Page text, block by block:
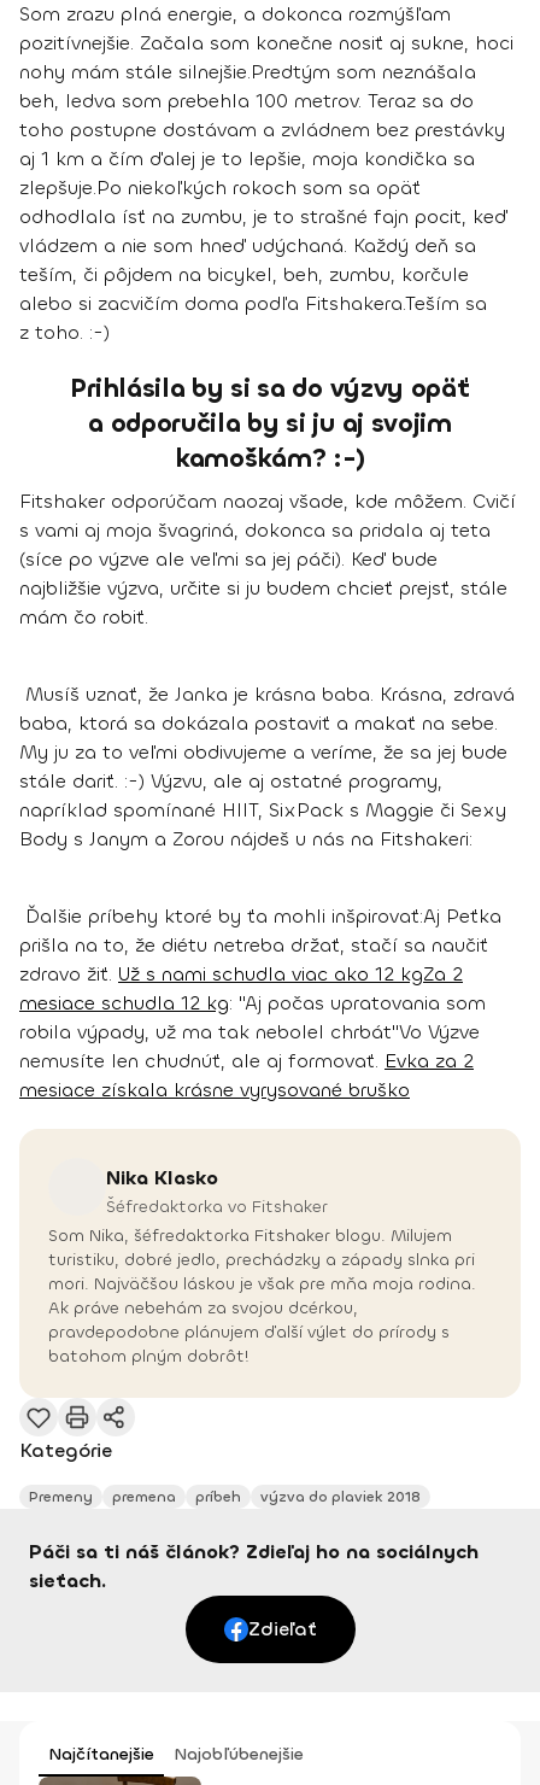
Som zrazu plná energie, a dokonca rozmýšľam
pozitívnejšie. Začala som konečne nosiť aj sukne, hoci
nohy mám stále silnejšie.Predtým som neznášala
beh, ledva som prebehla 100 metrov. Teraz sa do
toho postupne dostávam a zvládnem bez prestávky
aj 1 km a čím ďalej je to lepšie, moja kondička sa
zlepšuje.Po niekoľkých rokoch som sa opäť
odhodlala ísť na zumbu, je to strašné fajn pocit, keď
vládzem a nie som hneď udýchaná. Každý deň sa
teším, či pôjdem na bicykel, beh, zumbu, korčule
alebo si zacvičím doma podľa Fitshakera.Teším sa
z toho. :-)
Prihlásila by si sa do výzvy opäť
a odporučila by si ju aj svojim
kamoškám? :-)
Fitshaker odporúčam naozaj všade, kde môžem. Cvičí
s vami aj moja švagriná, dokonca sa pridala aj teta
(síce po výzve ale veľmi sa jej páči). Keď bude
najbližšie výzva, určite si ju budem chcieť prejsť, stále
mám čo robiť.
Musíš uznať, že Janka je krásna baba. Krásna, zdravá
baba, ktorá sa dokázala postaviť a makať na sebe.
My ju za to veľmi obdivujeme a veríme, že sa jej bude
stále dariť. :-) Výzvu, ale aj ostatné programy,
napríklad spomínané HIIT, SixPack s Maggie či Sexy
Body s Janym a Zorou nájdeš u nás na Fitshakeri:
Ďalšie príbehy ktoré by ťa mohli inšpirovať:Aj Peťka
prišla na to, že diétu netreba držať, stačí sa naučiť
zdravo žiť. Už s nami schudla viac ako 12 kgZa 2
mesiace schudla 12 kg: "Aj počas upratovania som
robila výpady, už ma tak nebolel chrbát"Vo Výzve
nemusíte len chudnúť, ale aj formovať. Evka za 2
mesiace získala krásne vyrysované bruško
Nika Klasko
Šéfredaktorka vo Fitshaker
Som Nika, šéfredaktorka Fitshaker blogu. Milujem
turistiku, dobré jedlo, prechádzky a západy slnka pri
mori. Najväčšou láskou je však pre mňa moja rodina.
Ak práve nebehám za svojou dcérkou,
pravdepodobne plánujem ďalší výlet do prírody s
batohom plným dobrôt!
Kategórie
Premeny premena príbeh výzva do plaviek 2018
Páči sa ti náš článok? Zdieľaj ho na sociálnych
sieťach.
Zdieľať
Najčítanejšie Najobľúbenejšie